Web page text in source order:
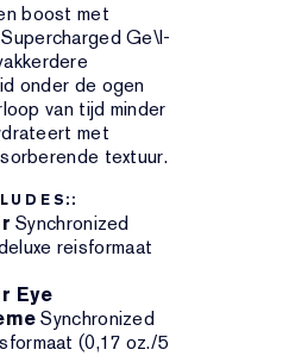
boost met
Ge\l-
onder de ogen
van tijd minder
met
textuur.
Synchronized
reisformaat
Eye
Synchronized
(0,17 oz./5